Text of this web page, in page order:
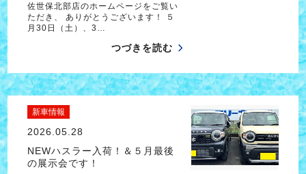
佐世保北部店のホームページをご覧い
ただき、 ありがとうございます！ ５
月30日（土）、3…
つづきを読む
新車情報
2026.05.28
NEWハスラー入荷！＆５月最後
の展示会です！